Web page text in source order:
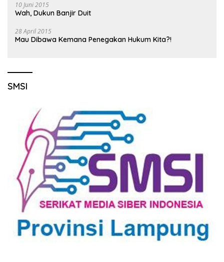
10 Juni 2015
Wah, Dukun Banjir Duit
28 April 2015
Mau Dibawa Kemana Penegakan Hukum Kita?!
SMSI